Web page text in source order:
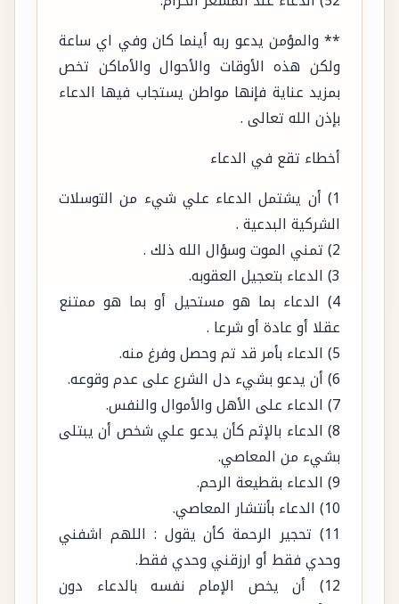
ولكن هذه الأوقات والأحوال والأماكن تخص
بمزيد عناية فإنها مواطن يستجاب فيها الدعاء
بإذن الله تعالى .
أخطاء تقع في الدعاء
1) أن يشتمل الدعاء علي شيء من التوسلات
الشركية البدعية .
2) تمني الموت وسؤال الله ذلك .
3) الدعاء بتعجيل العقوبه.
4) الدعاء بما هو مستحيل أو بما هو ممتنع
عقلا أو عادة أو شرعا .
5) الدعاء بأمر قد تم وحصل وفرغ منه.
6) أن يدعو بشيء دل الشرع على عدم وقوعه.
7) الدعاء على الأهل والأموال والنفس.
8) الدعاء بالإثم كأن يدعو علي شخص أن يبتلى
بشيء من المعاصي.
9) الدعاء بقطيعة الرحم.
10) الدعاء بأنتشار المعاصي.
11) تحجير الرحمة كأن يقول : اللهم اشفني
وحدي فقط أو ارزقني وحدي فقط.
12) أن يخص الإمام نفسه بالدعاء دون
المأمومين إذا كان يؤمنون وراءه.
13) ترك الأدب في الدعاء كأن يقول : يا رب